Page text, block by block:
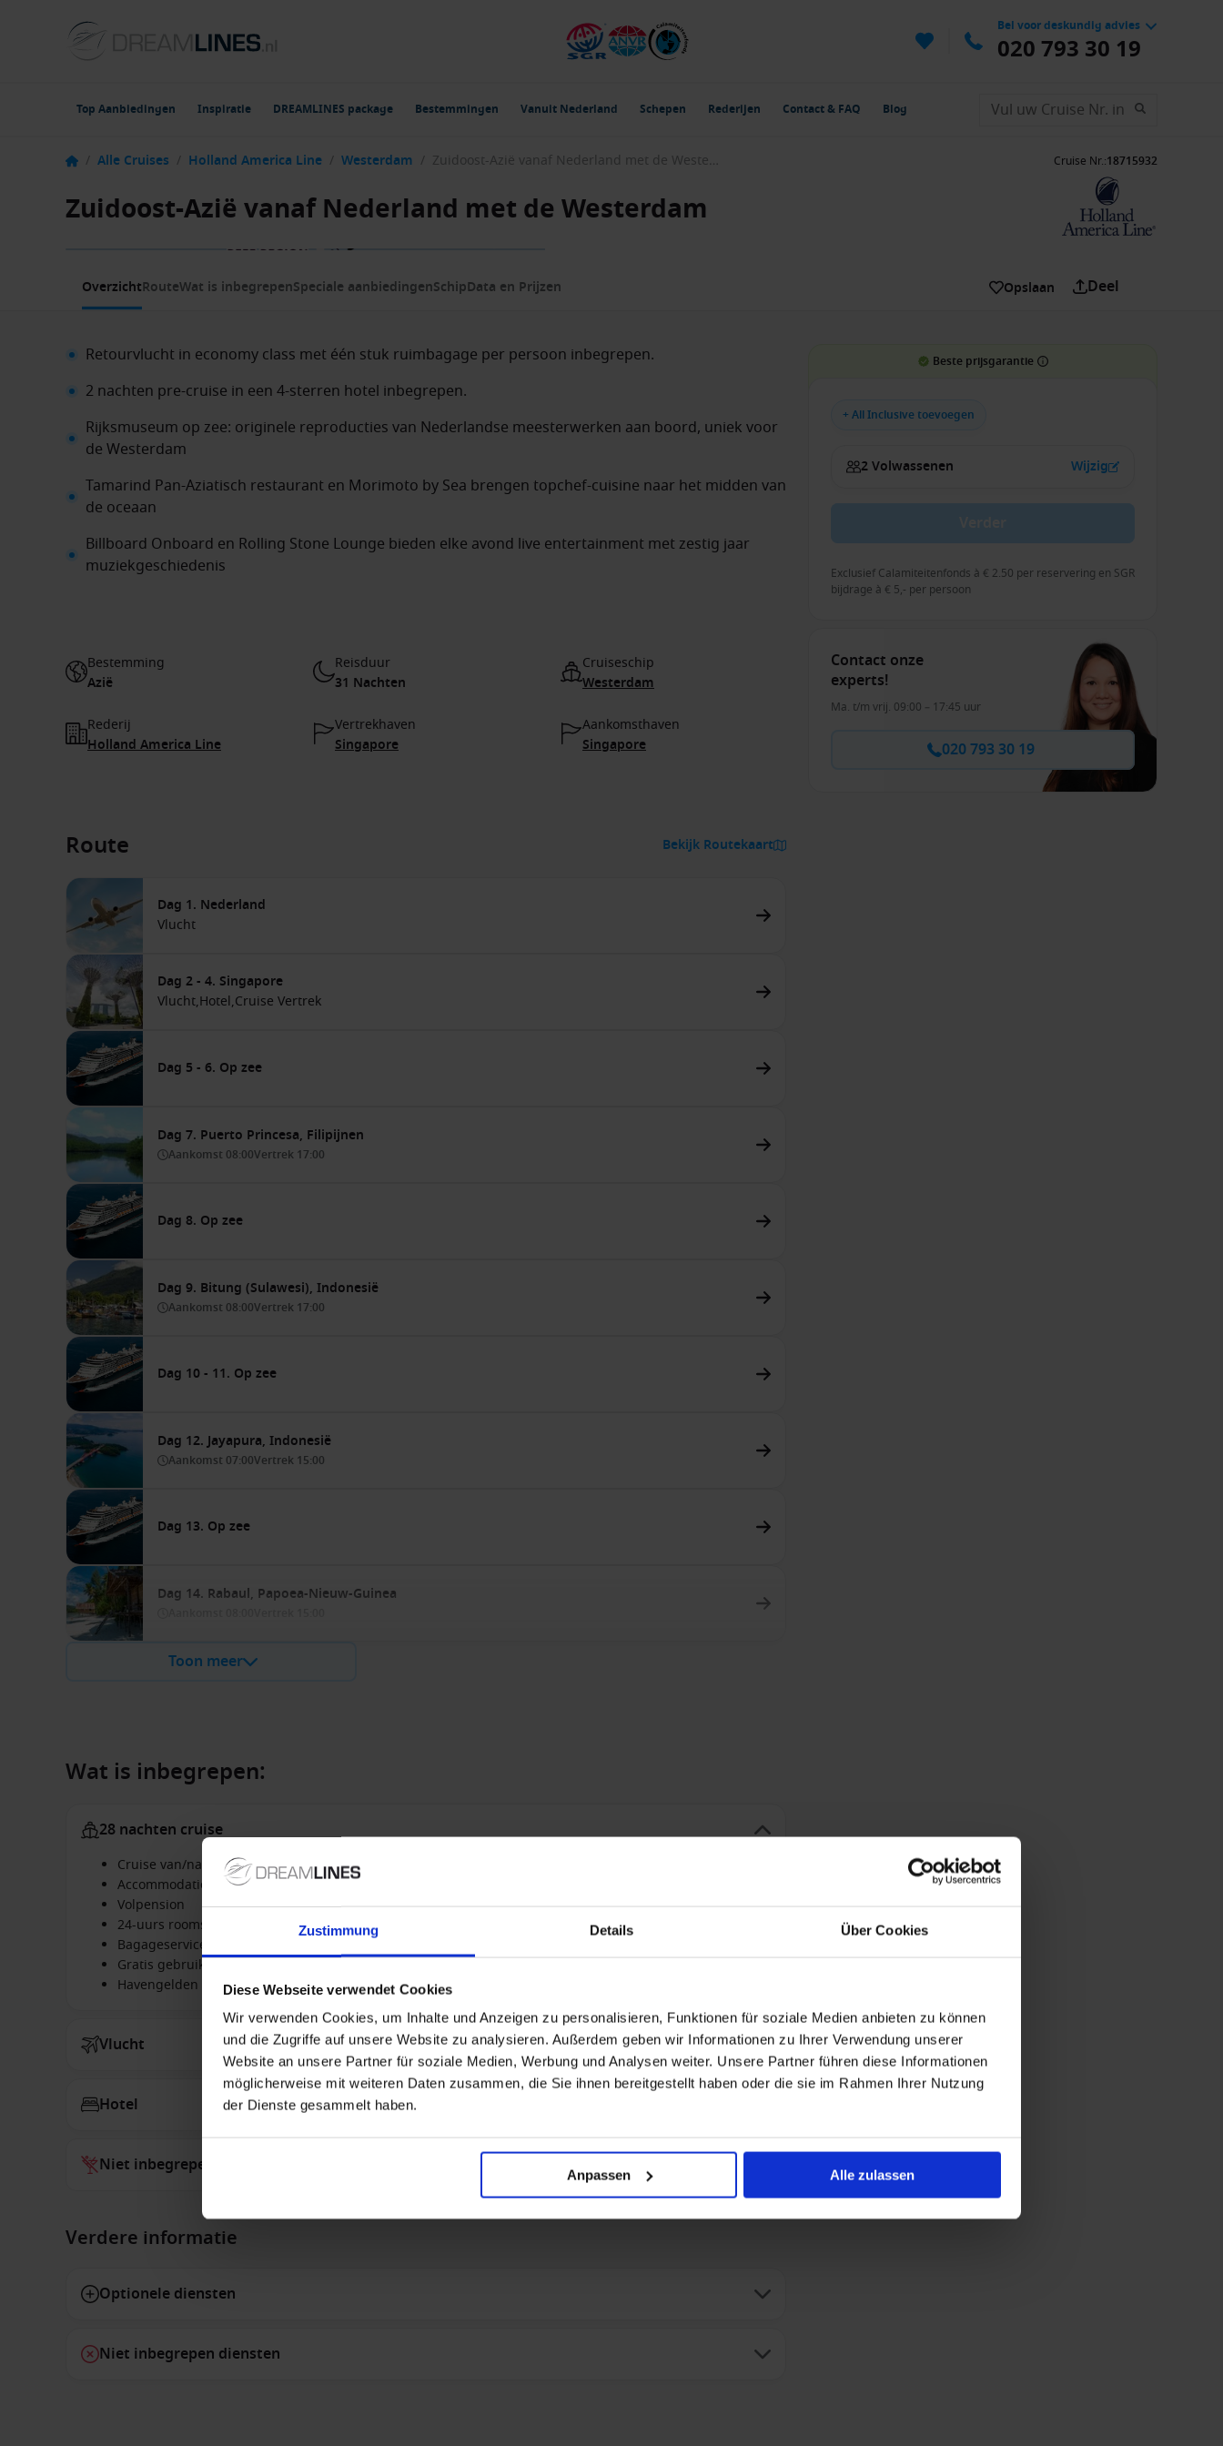
Zustimmung Details Über Cookies
Diese Webseite verwendet Cookies
Wir verwenden Cookies, um Inhalte und Anzeigen zu personalisieren, Funktionen für soziale Medien anbieten zu können
und die Zugriffe auf unsere Website zu analysieren. Außerdem geben wir Informationen zu Ihrer Verwendung unserer
Website an unsere Partner für soziale Medien, Werbung und Analysen weiter. Unsere Partner führen diese Informationen
möglicherweise mit weiteren Daten zusammen, die Sie ihnen bereitgestellt haben oder die sie im Rahmen Ihrer Nutzung
der Dienste gesammelt haben.
Anpassen Alle zulassen
Bel voor deskundig advies
020 793 30 19
Top Aanbiedingen Inspiratie DREAMLINES package Bestemmingen Vanuit Nederland Schepen Rederijen Contact & FAQ Blog
/ Alle Cruises / Holland America Line / Westerdam / Zuidoost-Azië vanaf Nederland met de Westerdam Cruise Nr.:18715932
Zuidoost-Azië vanaf Nederland met de Westerdam
1 / 12
OverzichtRouteWat is inbegrepenSpeciale aanbiedingenSchipData en Prijzen Opslaan Deel
Retourvlucht in economy class met één stuk ruimbagage per persoon inbegrepen.
2 nachten pre-cruise in een 4-sterren hotel inbegrepen.
Rijksmuseum op zee: originele reproducties van Nederlandse meesterwerken aan boord, uniek voor
de Westerdam
Tamarind Pan-Aziatisch restaurant en Morimoto by Sea brengen topchef-cuisine naar het midden van
de oceaan
Billboard Onboard en Rolling Stone Lounge bieden elke avond live entertainment met zestig jaar
muziekgeschiedenis
Bestemming
Azië
Reisduur
31 Nachten
Cruiseschip
Westerdam
Rederij
Holland America Line
Vertrekhaven
Singapore
Aankomsthaven
Singapore
Route Bekijk Routekaart
Dag 1. Nederland
Vlucht
Dag 2 - 4. Singapore
Vlucht,Hotel,Cruise Vertrek
Dag 5 - 6. Op zee
Dag 7. Puerto Princesa, Filipijnen
Aankomst 08:00Vertrek 17:00
Dag 8. Op zee
Dag 9. Bitung (Sulawesi), Indonesië
Aankomst 08:00Vertrek 17:00
Dag 10 - 11. Op zee
Dag 12. Jayapura, Indonesië
Aankomst 07:00Vertrek 15:00
Dag 13. Op zee
Dag 14. Rabaul, Papoea-Nieuw-Guinea
Toon meer
Wat is inbegrepen:
28 nachten cruise
Cruise van/naar Singapore met de Westerdam
Accommodatie in de geboekte hut
Volpension
24-uurs roomservice
Bagageservice bij het in- & ontschepen
Gratis gebruik van de faciliteiten aan boord, zoals sauna en fitnesscentrum
Havengelden
Vlucht
Hotel
Niet inbegrepen bij alles
Verdere informatie
Optionele diensten
Niet inbegrepen diensten
Beste prijsgarantie
+ All Inclusive toevoegen
2 Volwassenen Wijzig
Exclusief Calamiteitenfonds à € 2.50 per reservering en SGR
bijdrage à € 5,- per persoon
Contact onze
experts!
Ma. t/m vrij. 09:00 – 17:45 uur
020 793 30 19